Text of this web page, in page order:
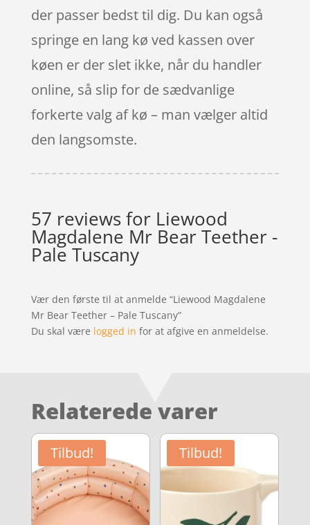
der passer bedst til dig. Du kan også
springe en lang kø ved kassen over
køen er der slet ikke, når du handler
online, så slip for de sædvanlige
forkerte valg af kø – man vælger altid
den langsomste.
57 reviews for Liewood
Magdalene Mr Bear Teether -
Pale Tuscany
Vær den første til at anmelde “Liewood Magdalene
Mr Bear Teether – Pale Tuscany”
Du skal være logged in for at afgive en anmeldelse.
Relaterede varer
Tilbud! Tilbud!